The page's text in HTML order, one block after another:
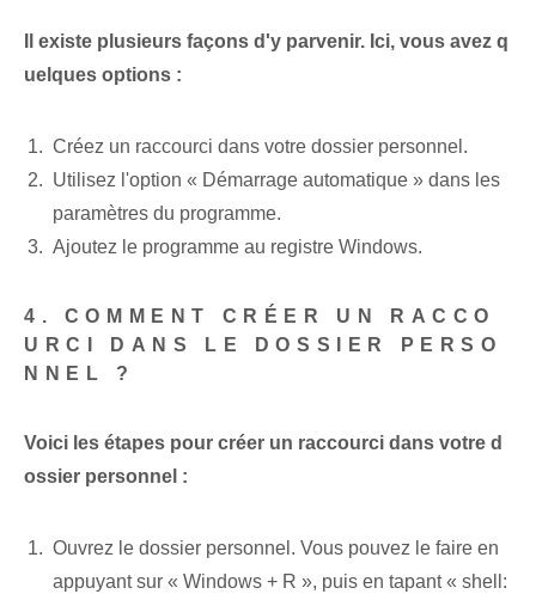
Il existe plusieurs façons d'y parvenir. Ici, vous avez q
uelques options :
Créez un raccourci dans votre dossier personnel.
Utilisez l'option « Démarrage automatique » dans les
paramètres du programme.
Ajoutez le programme au registre Windows.
4. COMMENT CRÉER UN RACCO
URCI DANS LE DOSSIER PERSO
NNEL ?
Voici les étapes pour créer un raccourci dans votre d
ossier personnel :
Ouvrez le dossier personnel. Vous pouvez le faire en
appuyant sur « Windows + R », puis en tapant « shell: